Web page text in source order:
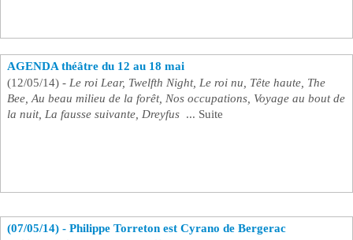
AGENDA théâtre du 12 au 18 mai ​
(12/05/14) - Le roi Lear, Twelfth Night, Le roi nu, Tête haute, The
Bee, Au beau milieu de la forêt, Nos occupations, Voyage au bout de
la nuit, La fausse suivante, Dreyfus ... Suite
(07/05/14) - Philippe Torreton est Cyrano de Bergerac ​